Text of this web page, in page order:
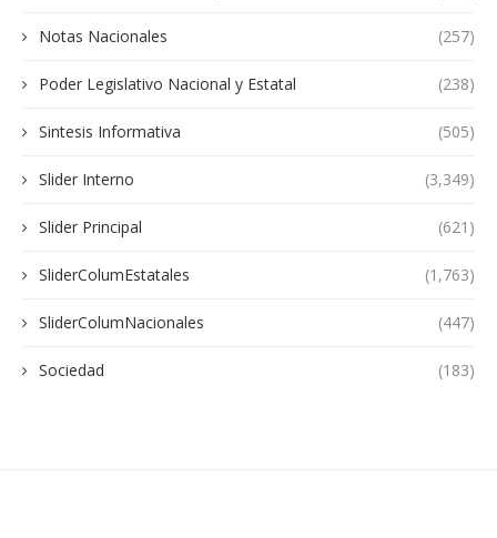
Notas Nacionales (257)
Poder Legislativo Nacional y Estatal (238)
Sintesis Informativa (505)
Slider Interno (3,349)
Slider Principal (621)
SliderColumEstatales (1,763)
SliderColumNacionales (447)
Sociedad (183)